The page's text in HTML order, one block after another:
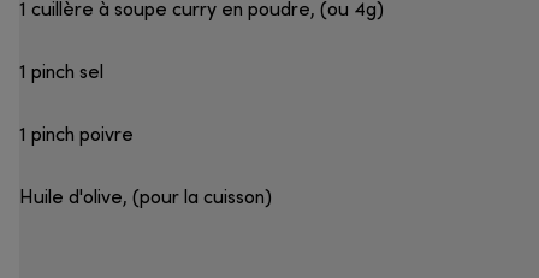
1 cuillère à soupe curry en poudre, (ou 4g)
1 pinch sel
1 pinch poivre
Huile d'olive, (pour la cuisson)